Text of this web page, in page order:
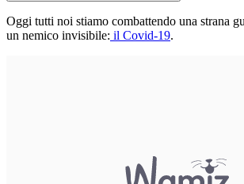
Oggi tutti noi stiamo combattendo una strana
un nemico invisibile: il Covid-19.